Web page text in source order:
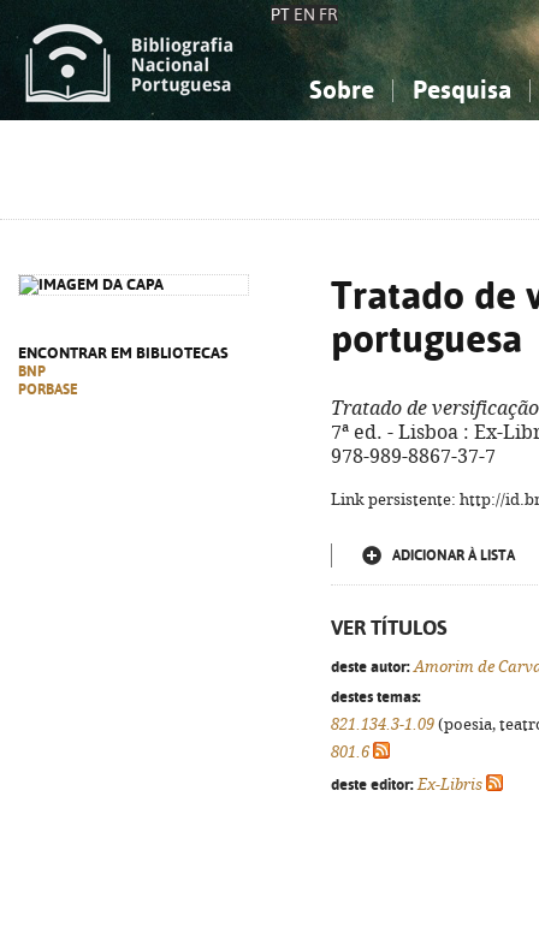
PT EN FR
Sobre Pesquisa
ENCONTRAR EM BIBLIOTECAS
BNP
PORBASE
Tratado de
portuguesa
Tratado de
7ª ed. - Lisboa : Ex-
978-989-8867-37-7
Link persistente: http://
ADICIONAR À LISTA
VER TÍTULOS
deste autor: Amorim de
destes temas:
821.134.3-1.09 (poesia,
801.6
deste editor: Ex-Libris